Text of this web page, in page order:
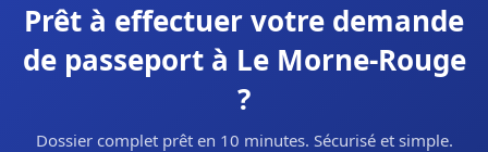
Prêt à effectuer votre demande
de passeport à Le Morne-Rouge
?
Dossier complet prêt en 10 minutes. Sécurisé et simple.